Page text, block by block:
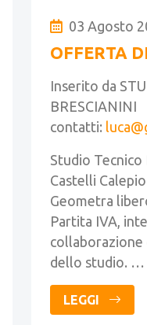
03 Agosto
OFFERTA
Inserito da
BRESCIANINI
contatti:
Studio Tecnico
Castelli
Geometra
Partita IVA,
collaborazione
dello studio. …
LEGGI